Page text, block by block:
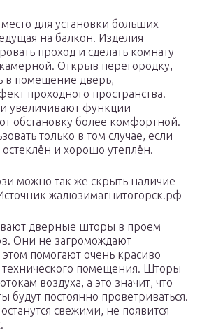
для установки больших
на балкон. Изделия
проход и сделать комнату
Открыв перегородку,
в помещение дверь,
проходного пространства.
увеличивают функции
обстановку более комфортной.
только в том случае, если
и хорошо утеплён.
можно так же скрыть наличие
жалюзимагнитогорск.рф
дверные шторы в проем
Они не загромождают
помогают очень красиво
технического помещения. Шторы
воздуха, а это значит, что
будут постоянно проветриваться.
свежими, не появится